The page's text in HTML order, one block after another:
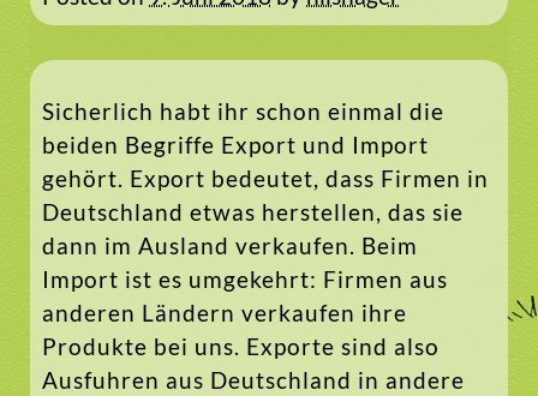
Sicherlich habt ihr schon einmal die
beiden Begriffe Export und Import
gehört. Export bedeutet, dass Firmen in
Deutschland etwas herstellen, das sie
dann im Ausland verkaufen. Beim
Import ist es umgekehrt: Firmen aus
anderen Ländern verkaufen ihre
Produkte bei uns. Exporte sind also
Ausfuhren aus Deutschland in andere